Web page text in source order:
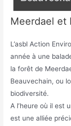
Meerdael et
L’asbl Action
année à une
la forêt de
Beauvechain, ou
biodiversité.
A l’heure où il est
est une alliée